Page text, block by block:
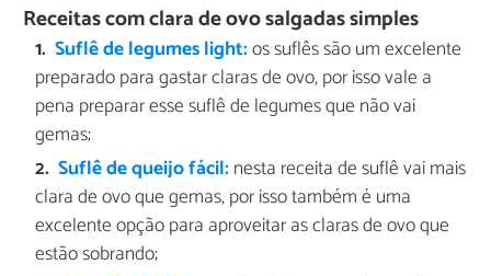
Receitas com clara de ovo salgadas simples
Suflê de legumes light:os suflês são um excelente
preparado para gastar claras de ovo, por isso vale a
pena preparar esse suflê de legumes que não vai
gemas;
Suflê de queijo fácil: nesta receita de suflê vai mais
clara de ovo que gemas, por isso também é uma
excelente opção para aproveitar as claras de ovo que
estão sobrando;